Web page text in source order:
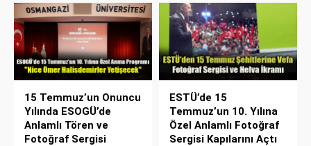
15 Temmuz’un Onuncu
Yılında ESOGÜ’de
Anlamlı Tören ve
Fotoğraf Sergisi
ESTÜ’de 15
Temmuz’un 10. Yılına
Özel Anlamlı Fotoğraf
Sergisi Kapılarını Açtı